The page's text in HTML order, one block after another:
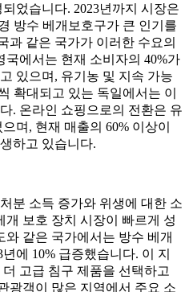
었습니다. 2023년까지 시장은
방수 베개보호구가 큰 인기를
과 같은 국가가 이러한 수요의
에서는 현재 소비자의 40%가
있으며, 유기농 및 지속 가능
확대되고 있는 독일에서는 이
. 온라인 쇼핑으로의 전환은 유
며, 현재 매출의 60% 이상이
하고 있습니다.
분 소득 증가와 위생에 대한 소
보호 장치 시장이 빠르게 성
같은 국가에서는 방수 베개
에 10% 급증했습니다. 이 지
고급 침구 제품을 선택하고
광객이 많은 지역에서 주요 소